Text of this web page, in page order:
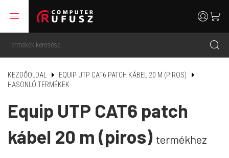
menu
search
usercart
KEZDŐOLDAL
EQUIP UTP CAT6 PATCH KÁBEL 20 M (PIROS)
HASONLÓ TERMÉKEK
Equip UTP CAT6 patch
kábel 20 m (piros) termékhez